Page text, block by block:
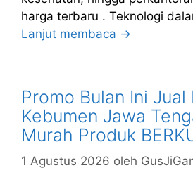
harga terbaru . Teknologi
Lanjut membaca →
Promo Bulan Ini Jual
Kebumen Jawa
Murah Produk
1 Agustus 2026 oleh